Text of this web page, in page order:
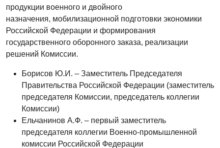
продукции военного и двойного
назначения, мобилизационной подготовки экономики
Российской Федерации и формирования
государственного оборонного заказа, реализации
решений Комиссии.
Борисов Ю.И. – Заместитель Председателя
Правительства Российской Федерации (заместитель
председателя Комиссии, председатель коллегии
Комиссии)
Ельчанинов А.Ф. – первый заместитель
председателя коллегии Военно-промышленной
комиссии Российской Федерации